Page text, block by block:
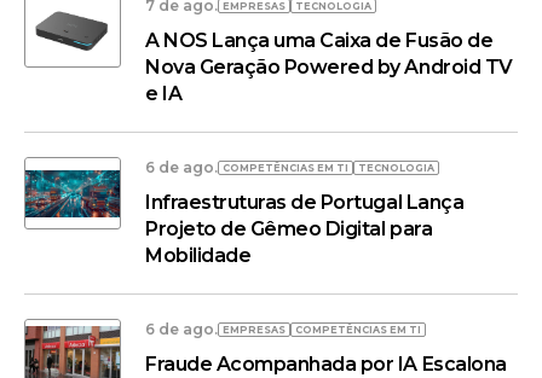
7 de ago. EMPRESAS TECNOLOGIA
A NOS Lança uma Caixa de Fusão de
Nova Geração Powered by Android TV
e IA
6 de ago. COMPETÊNCIAS EM TI TECNOLOGIA
Infraestruturas de Portugal Lança
Projeto de Gêmeo Digital para
Mobilidade
6 de ago. EMPRESAS COMPETÊNCIAS EM TI
Fraude Acompanhada por IA Escalona